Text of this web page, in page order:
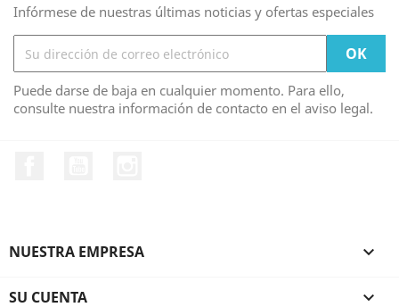
Infórmese de nuestras últimas noticias y ofertas especiales
Puede darse de baja en cualquier momento. Para ello,
consulte nuestra información de contacto en el aviso legal.
NUESTRA EMPRESA 
SU CUENTA 